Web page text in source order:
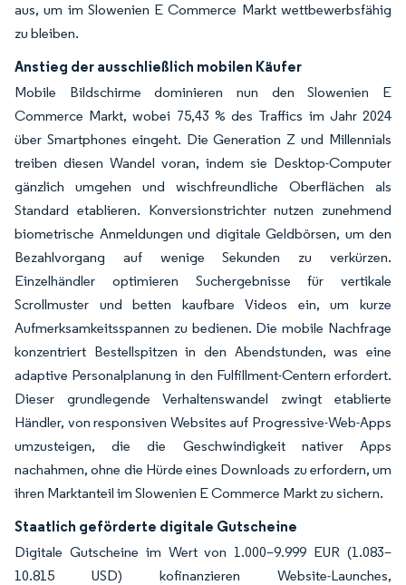
aus, um im Slowenien E Commerce Markt wettbewerbsfähig
zu bleiben.
Anstieg der ausschließlich mobilen Käufer
Mobile Bildschirme dominieren nun den Slowenien E
Commerce Markt, wobei 75,43 % des Traffics im Jahr 2024
über Smartphones eingeht. Die Generation Z und Millennials
treiben diesen Wandel voran, indem sie Desktop-Computer
gänzlich umgehen und wischfreundliche Oberflächen als
Standard etablieren. Konversionstrichter nutzen zunehmend
biometrische Anmeldungen und digitale Geldbörsen, um den
Bezahlvorgang auf wenige Sekunden zu verkürzen.
Einzelhändler optimieren Suchergebnisse für vertikale
Scrollmuster und betten kaufbare Videos ein, um kurze
Aufmerksamkeitsspannen zu bedienen. Die mobile Nachfrage
konzentriert Bestellspitzen in den Abendstunden, was eine
adaptive Personalplanung in den Fulfillment-Centern erfordert.
Dieser grundlegende Verhaltenswandel zwingt etablierte
Händler, von responsiven Websites auf Progressive-Web-Apps
umzusteigen, die die Geschwindigkeit nativer Apps
nachahmen, ohne die Hürde eines Downloads zu erfordern, um
ihren Marktanteil im Slowenien E Commerce Markt zu sichern.
Staatlich geförderte digitale Gutscheine
Digitale Gutscheine im Wert von 1.000–9.999 EUR (1.083–
10.815 USD) kofinanzieren Website-Launches,